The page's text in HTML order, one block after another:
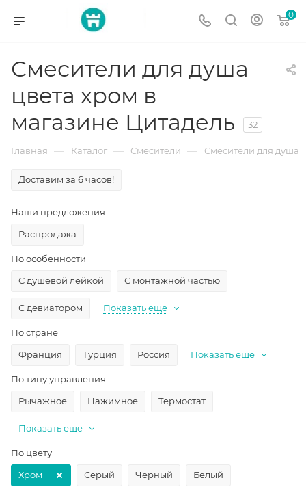
0
Смесители для душа
цвета хром в
магазине Цитадель
32
Главная — Каталог — Смесители — Смесители для душа
Доставим за 6 часов!
Наши предложения
Распродажа
По особенности
С душевой лейкой
С монтажной частью
С девиатором Показать еще
По стране
Франция
Турция Россия Показать еще
По типу управления
Рычажное
Нажимное Термостат
Показать еще
По цвету
Серый
Черный Белый
Хром